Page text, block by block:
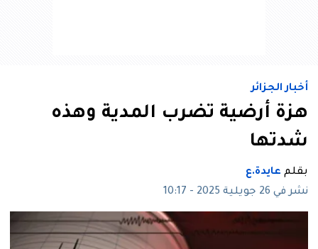
أخبار الجزائر
هزة أرضية تضرب المدية وهذه
شدتها
بقلم عايدة.ع
نشر في 26 جويلية 2025 - 10:17